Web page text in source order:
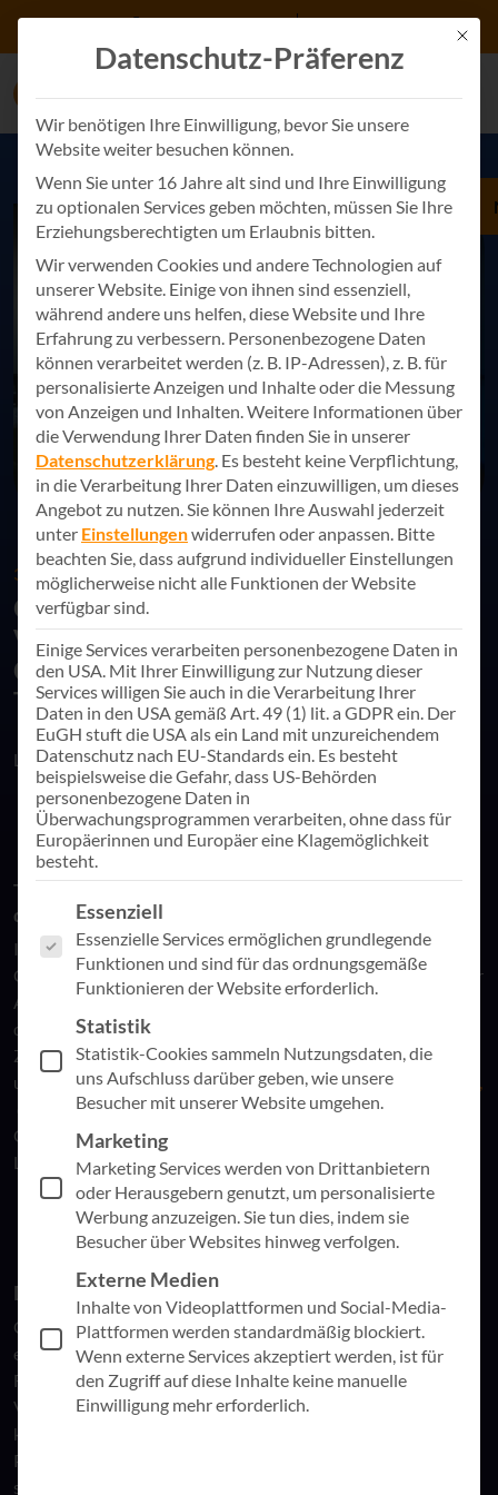
Zum Inhalt springen
31. Oktober 2023
Online-Session: Erfolgreich durch
Veränderungen navigieren –
Gestaltung von
Transformationsprozessen
Link teilen
Transformation meistern – Der Mensch im Zentrum
der digitalen Transformation
In einer inspirierenden Live-Online-Session, präsentiert von
Claudia Kommerell, Senior Transformation Consultant bei der
AppSphere AG erhielten die Teilnehmer wertvolle Einblicke in
das Thema „Transformation meistern – Der Mensch im
Zentrum der digitalen Transformation.“ Der Vortrag bot eine
umfassende Betrachtung desTransformationsmanagements,
das die Verbindung vonChangemanagement,
Organisationsentwicklung und systemischer
Lösungsorientierung hervorhebt.
Die Bedeutung der richtigen Haltung
Claudia Kommerell betonte zu Beginn der Session die
entscheidende Rolle der Haltung von Beratern und
Führungskräften bei der Begleitung von
Veränderungsprozessen. Sie erklärte, dass individuelle und
kreative Anpassung wichtiger sei als das Festhalten an „Best
Practices“. Klarheit und Transparenz in der Kommunikation
seien entscheidend, um möglichst viele Menschen
Mit
Datenschutz-Präferenz
Wir benötigen Ihre Einwilligung, bevor Sie unsere
Website weiter besuchen können.
Wenn Sie unter 16 Jahre alt sind und Ihre Einwilligung
zu optionalen Services geben möchten, müssen Sie Ihre
Erziehungsberechtigten um Erlaubnis bitten.
Wir verwenden Cookies und andere Technologien auf
unserer Website. Einige von ihnen sind essenziell,
während andere uns helfen, diese Website und Ihre
Erfahrung zu verbessern. Personenbezogene Daten
können verarbeitet werden (z. B. IP-Adressen), z. B. für
personalisierte Anzeigen und Inhalte oder die Messung
von Anzeigen und Inhalten.Weitere Informationen über
die Verwendung Ihrer Daten finden Sie in unserer
Datenschutzerklärung. Es besteht keine Verpflichtung,
in die Verarbeitung Ihrer Daten einzuwilligen, um dieses
Angebot zu nutzen.Sie können Ihre Auswahl jederzeit
unter Einstellungenwiderrufen oder anpassen. Bitte
beachten Sie, dass aufgrund individueller Einstellungen
möglicherweise nicht alle Funktionen der Website
verfügbar sind.
Einige Services verarbeiten personenbezogene Daten in
den USA. Mit Ihrer Einwilligung zur Nutzung dieser
Services willigen Sie auch in die Verarbeitung Ihrer
Daten in den USA gemäß Art. 49 (1) lit. a GDPR ein. Der
EuGH stuft die USA als ein Land mit unzureichendem
Datenschutz nach EU-Standards ein. Es besteht
beispielsweise die Gefahr, dass US-Behörden
personenbezogene Daten in
Überwachungsprogrammen verarbeiten, ohne dass für
Europäerinnen und Europäer eine Klagemöglichkeit
besteht.
Es folgt eine Liste der Service-Gruppen, für die eine
Essenziell
Essenzielle Services ermöglichen grundlegende
Funktionen und sind für das ordnungsgemäße
Funktionieren der Website erforderlich.
Statistik
Statistik-Cookies sammeln Nutzungsdaten, die
uns Aufschluss darüber geben, wie unsere
Besucher mit unserer Website umgehen.
Marketing
Marketing Services werden von Drittanbietern
oder Herausgebern genutzt, um personalisierte
Werbung anzuzeigen. Sie tun dies, indem sie
Besucher über Websites hinweg verfolgen.
Externe Medien
Inhalte von Videoplattformen und Social-Media-
Plattformen werden standardmäßig blockiert.
Wenn externe Services akzeptiert werden, ist für
den Zugriff auf diese Inhalte keine manuelle
Einwilligung mehr erforderlich.